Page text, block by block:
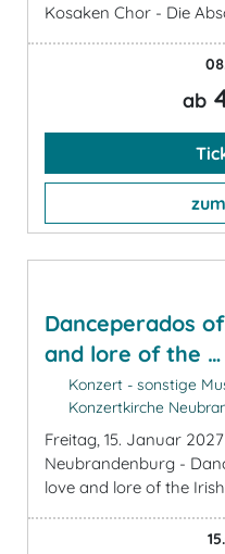
Kosaken Chor - Die
ab
Danceperados
and lore of the …
Konzert - sonstige
Konzertkirche
Freitag, 15. Januar
Neubrandenburg -
love and lore of the